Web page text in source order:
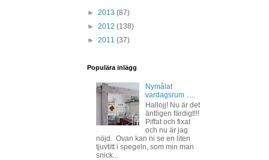
► 2013 (87)
► 2012 (138)
► 2011 (37)
Populära inlägg
Nymålat
vardagsrum .....
Hallojj! Nu är det
äntligen färdigt!!!
Piffat och fixat
och nu är jag
nöjd. Ovan kan ni se en liten
tjuvtitt i spegeln, som min man
snick...